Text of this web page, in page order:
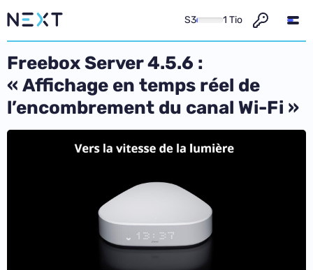
S3 1 Tio
Freebox Server 4.5.6 :
« Affichage en temps réel de
l’encombrement du canal Wi-Fi »